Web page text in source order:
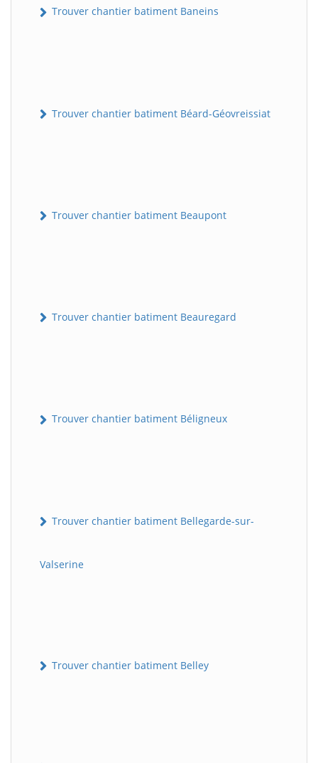
Trouver chantier batiment Baneins
Trouver chantier batiment Béard-Géovreissiat
Trouver chantier batiment Beaupont
Trouver chantier batiment Beauregard
Trouver chantier batiment Béligneux
Trouver chantier batiment Bellegarde-sur-
Valserine
Trouver chantier batiment Belley